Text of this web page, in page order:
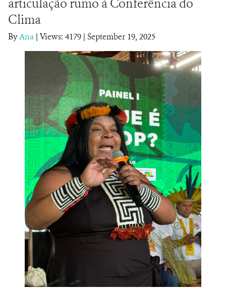
DONATE
articulação rumo à Conferência do
Clima
ByAna | Views: 4179 | September 19, 2025